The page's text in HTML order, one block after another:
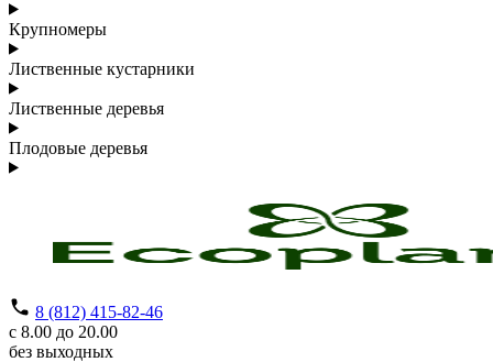
Крупномеры
Лиственные кустарники
Лиственные деревья
Плодовые деревья
8 (812) 415-82-46
с 8.00 до 20.00
без выходных